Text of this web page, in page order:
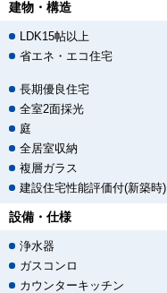
建物・構造
LDK15帖以上
省エネ・エコ住宅
長期優良住宅
全室2面採光
庭
全居室収納
複層ガラス
建設住宅性能評価付(新築時)
設備・仕様
浄水器
ガスコンロ
カウンターキッチン